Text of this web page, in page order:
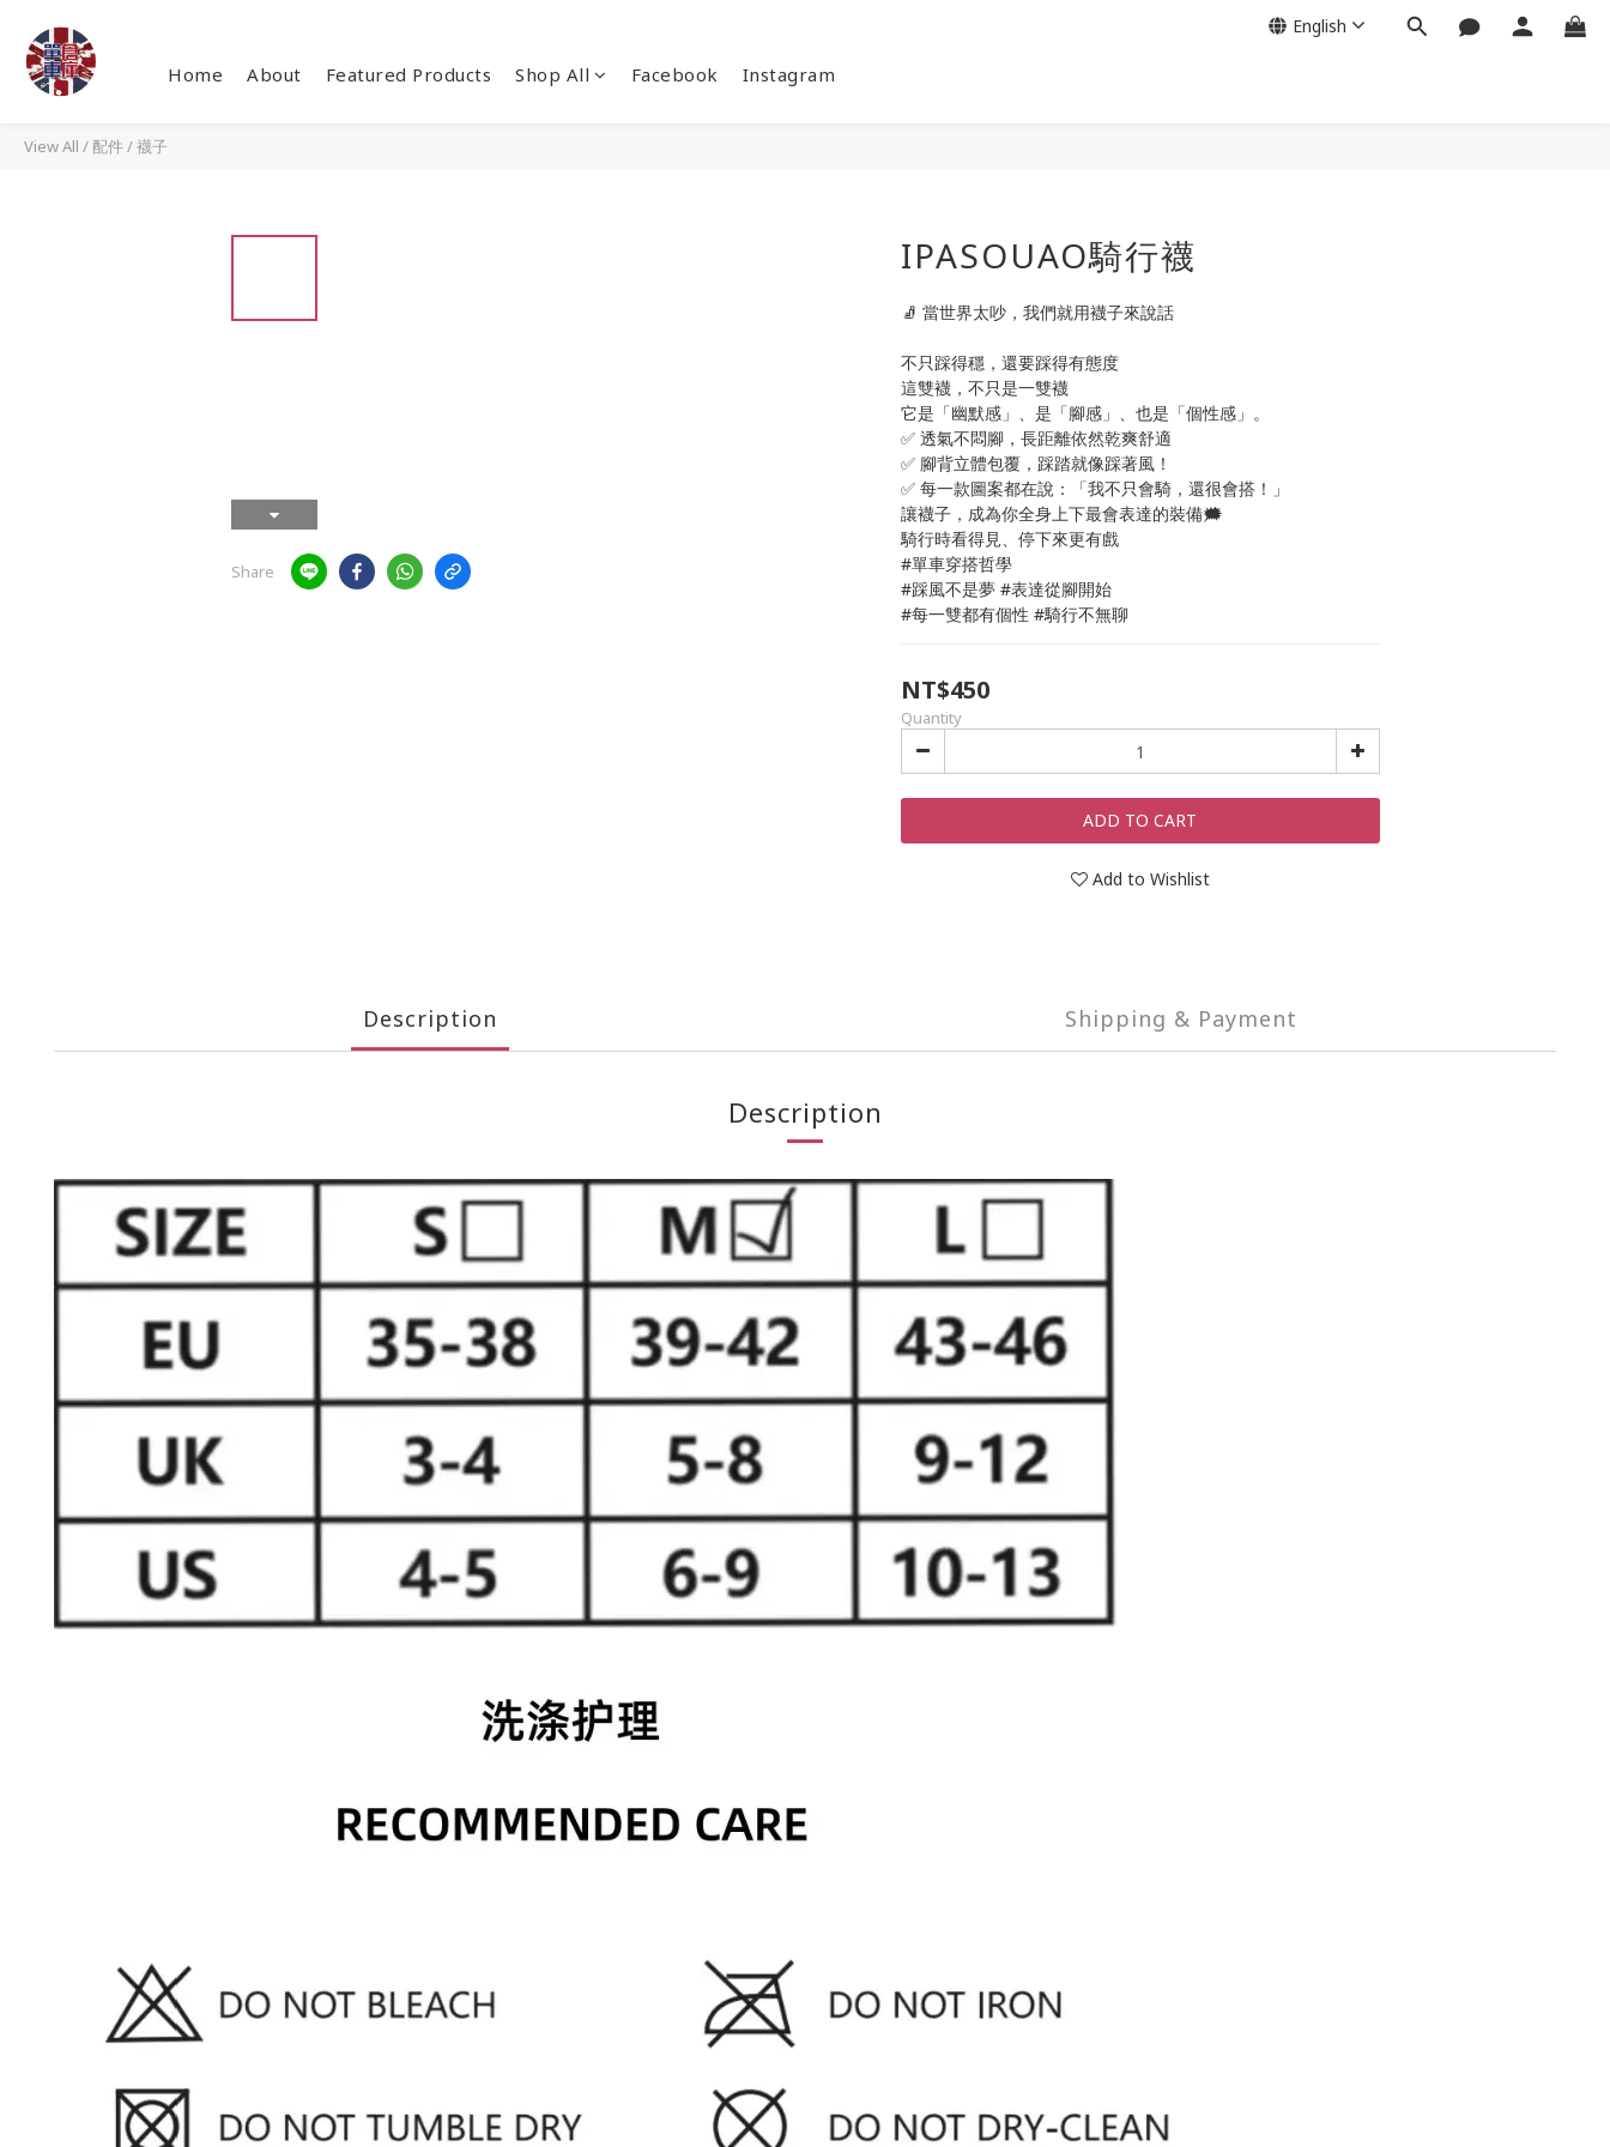
Home About Featured Products Shop All Facebook Instagram
English
View All / 配件/襪子
Share
IPASOUAO騎行襪
🧦 當世界太吵，我們就用襪子來說話
不只踩得穩，還要踩得有態度
這雙襪，不只是一雙襪
它是「幽默感」、是「腳感」、也是「個性感」。
✅ 透氣不悶腳，長距離依然乾爽舒適
✅ 腳背立體包覆，踩踏就像踩著風！
✅ 每一款圖案都在說：「我不只會騎，還很會搭！」
讓襪子，成為你全身上下最會表達的裝備🗯️
騎行時看得見、停下來更有戲
#單車穿搭哲學
#踩風不是夢 #表達從腳開始
#每一雙都有個性 #騎行不無聊
NT$450
Quantity
ADD TO CART
Add to Wishlist
Description Shipping & Payment
Description